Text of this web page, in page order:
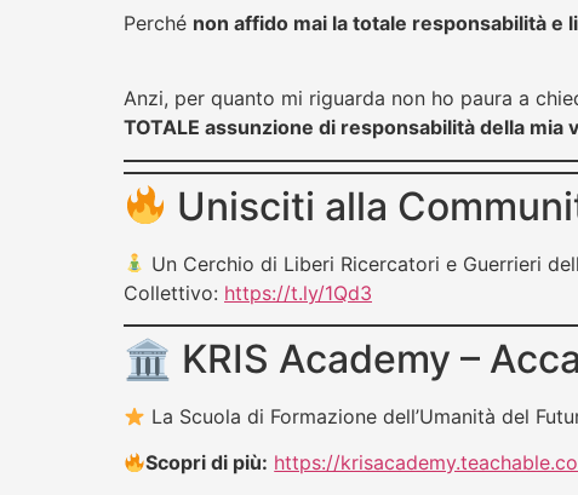
Perché non affido mai la totale responsabilità e
Anzi, per quanto mi riguarda non ho paura a
TOTALE assunzione di responsabilità della mia
Unisciti alla
Un Cerchio di Liberi Ricercatori e Guerrieri
Collettivo: https://t.ly/1Qd3
🏛 KRIS Academy –
La Scuola di Formazione dell’Umanità del
Scopri di più: https://